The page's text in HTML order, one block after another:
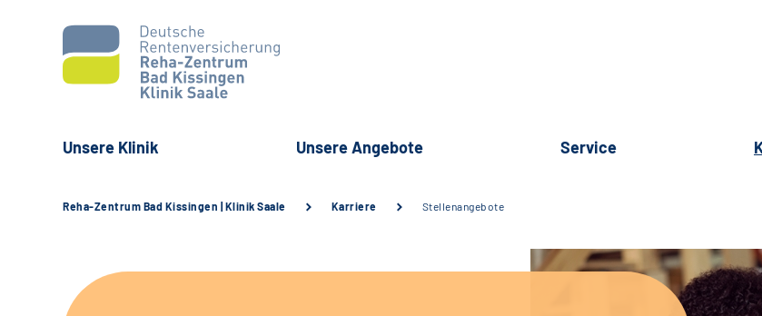
Unsere Klinik Unsere Angebote Service
Reha-Zentrum Bad Kissingen | Klinik Saale Karriere Stellenangebote